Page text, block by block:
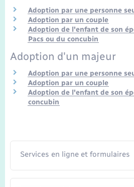
Voirie et espace public
Adoption par une personne
Adoption par un couple
Adoption de l'enfant de son
Pacs ou du concubin
Adoption d'un majeur
Adoption par une personne
Adoption par un couple
Adoption de l'enfant de son
concubin
Services en ligne et formulaires